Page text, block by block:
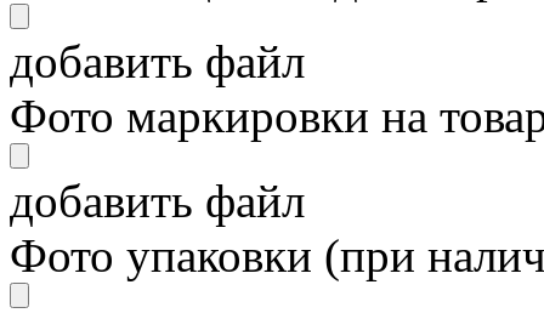
добавить файл
Фото маркировки на
добавить файл
Фото упаковки (при